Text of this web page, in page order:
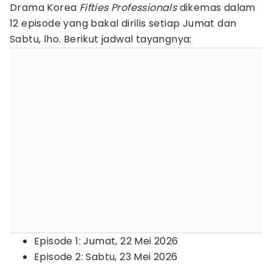
Drama Korea Fifties Professionalsdikemas dalam
12 episode yang bakal dirilis setiap Jumat dan
Sabtu, lho. Berikut jadwal tayangnya:
Episode 1: Jumat, 22 Mei 2026
Episode 2: Sabtu, 23 Mei 2026